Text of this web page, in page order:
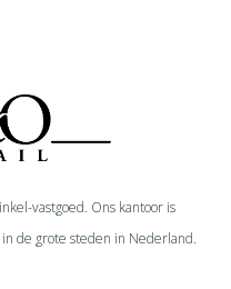
vastgoed. Ons kantoor is
de grote steden in Nederland.